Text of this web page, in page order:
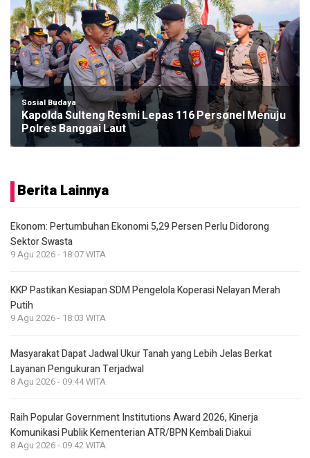
Sosial Budaya
Kapolda Sulteng Resmi Lepas 116 Personel Menuju
Polres Banggai Laut
Berita Lainnya
Ekonom: Pertumbuhan Ekonomi 5,29 Persen Perlu Didorong
Sektor Swasta
9 Agu 2026 - 18:07 WITA
KKP Pastikan Kesiapan SDM Pengelola Koperasi Nelayan Merah
Putih
9 Agu 2026 - 18:03 WITA
Masyarakat Dapat Jadwal Ukur Tanah yang Lebih Jelas Berkat
Layanan Pengukuran Terjadwal
8 Agu 2026 - 09:44 WITA
Raih Popular Government Institutions Award 2026, Kinerja
Komunikasi Publik Kementerian ATR/BPN Kembali Diakui
8 Agu 2026 - 09:42 WITA